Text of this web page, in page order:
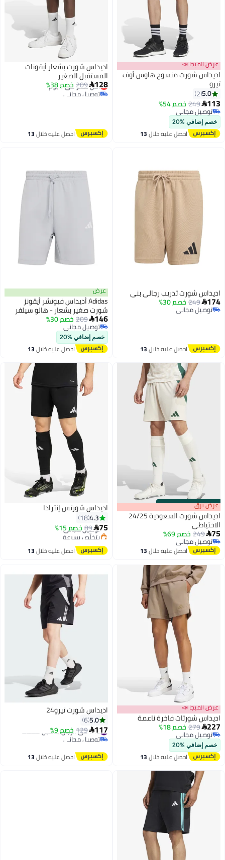
عرض الميجا 📣
اديداس شورت منسوج هاوس أوف
تيرو
5.0
2
113
249 خصم 54%
توصيل مجاني
توصيل مجاني
خصم إضافي %20
احصل عليه خلال13
3
اديداس شورت بشعار أيقونات
المستقبل الصغير
128
209 خصم 38%
أقل سعر في 7 يوم
توصيل مجاني
أقل سعر في 7 يوم
احصل عليه خلال13
اديداس شورت تدريب رجالي بني
174
249خصم 30%
توصيل مجاني
توصيل مجاني
احصل عليه خلال13
اغسطس
عرض
Adidas أديداس فيوتشر أيقونز
شورت صغير بشعار - هالو سيلفر
146
209خصم 30%
توصيل مجاني
توصيل مجاني
خصم إضافي %20
احصل عليه خلال13
اغسطس
00m:00s
·باقي 100% عرض برق
اديداس شورت السعودية 24/25
الاحتياطي
75
249 خصم 69%
توصيل مجاني
توصيل مجانياحصل عليه خلال13
6
اديداس شورتس إنترادا
4.3
18
75
89خصم 15%
توصيل مجاني
بتخلّص بسرعة
توصيل مجاني
احصل عليه خلال13
عرض الميجا 📣
اديداس شورتات فاخرة ناعمة
227
279 خصم 18%
توصيل مجاني
توصيل مجاني
خصم إضافي %20
احصل عليه خلال13
اديداس شورت تيرو24
5.0
6
117
129خصم 9% #12 في الرجال بناطيل للنشاط
توصيل مجاني
#12 في الرجال بناطيل للنشاط
احصل عليه خلال13